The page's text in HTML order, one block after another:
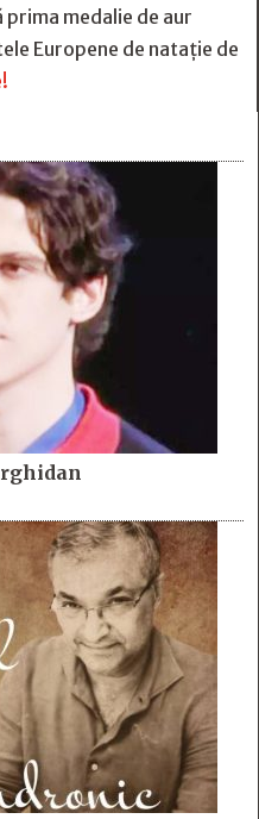
prima medalie de aur
Europene de natație de